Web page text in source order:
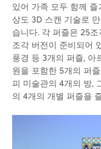
있어 가족 모두 함께
상도 3D 스캔 기술로
습니다. 각 퍼즐은 25
조각 버전이 준비되어
풍경 등 3개의 퍼즐, 아
원을 포함한 5개의 퍼
피 미술관의 4개의 방,
의 4개의 개별 퍼즐을